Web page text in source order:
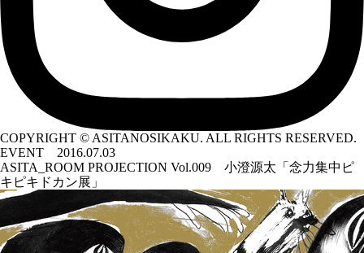
COPYRIGHT © ASITANOSIKAKU. ALL RIGHTS RESERVED.
EVENT 2016.07.03
ASITA_ROOM PROJECTION Vol.009 小澄源太「念力集中ピ
キピキドカン展」